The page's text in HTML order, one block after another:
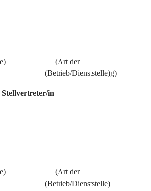
(Art der
(Betrieb/Dienststelle)g)
Stellvertreter/in
(Art der
(Betrieb/Dienststelle)